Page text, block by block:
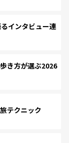
インタビュー連
き方が選ぶ2026
テクニック